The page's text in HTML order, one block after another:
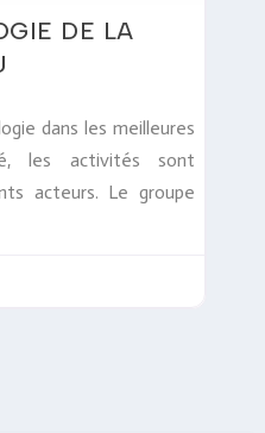
DE LA
dans les meilleures
les activités sont
acteurs. Le groupe